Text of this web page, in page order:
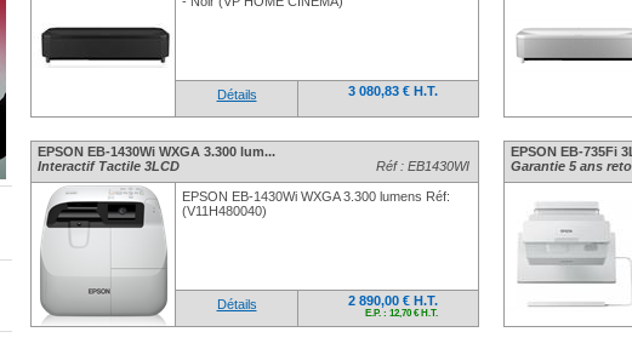
Détails 3 080,83 € H.T.
EPSON EB-1430Wi WXGA 3.300 lum...
Interactif Tactile 3LCD
Réf : EB1430WI
EPSON EB-1430Wi WXGA 3.300 lumens Réf:
(V11H480040)
Détails 2 890,00 € H.T.
E.P. : 12,70 € H.T.
EPSON EB-735Fi
Garantie 5 ans